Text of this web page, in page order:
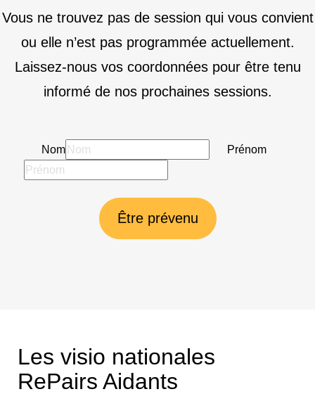
Vous ne trouvez pas de session qui vous convient
ou elle n’est pas programmée actuellement.
Laissez-nous vos coordonnées pour être tenu
informé de nos prochaines sessions.
Nom Prénom
Être prévenu
Les visio nationales
RePairs Aidants